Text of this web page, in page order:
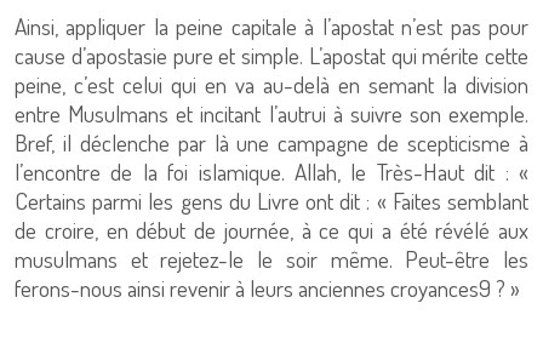
Ainsi, appliquer la peine capitale à l’apostat n’est pas pour
cause d’apostasie pure et simple. L’apostat qui mérite cette
peine, c’est celui qui en va au-delà en semant la division
entre Musulmans et incitant l’autrui à suivre son exemple.
Bref, il déclenche par là une campagne de scepticisme à
l’encontre de la foi islamique. Allah, le Très-Haut dit : «
Certains parmi les gens du Livre ont dit : « Faites semblant
de croire, en début de journée, à ce qui a été révélé aux
musulmans et rejetez-le le soir même. Peut-être les
ferons-nous ainsi revenir à leurs anciennes croyances9 ? »